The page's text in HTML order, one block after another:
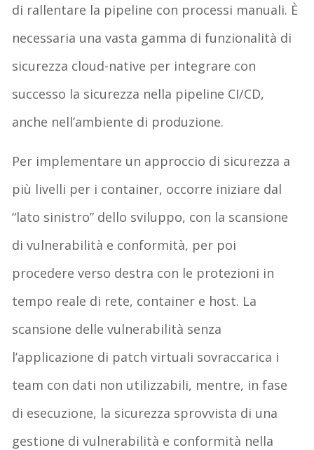
di rallentare la pipeline con processi manuali. È
necessaria una vasta gamma di funzionalità di
sicurezza cloud-native per integrare con
successo la sicurezza nella pipeline CI/CD,
anche nell’ambiente di produzione.
Per implementare un approccio di sicurezza a
più livelli per i container, occorre iniziare dal
“lato sinistro” dello sviluppo, con la scansione
di vulnerabilità e conformità, per poi
procedere verso destra con le protezioni in
tempo reale di rete, container e host. La
scansione delle vulnerabilità senza
l’applicazione di patch virtuali sovraccarica i
team con dati non utilizzabili, mentre, in fase
di esecuzione, la sicurezza sprovvista di una
gestione di vulnerabilità e conformità nella